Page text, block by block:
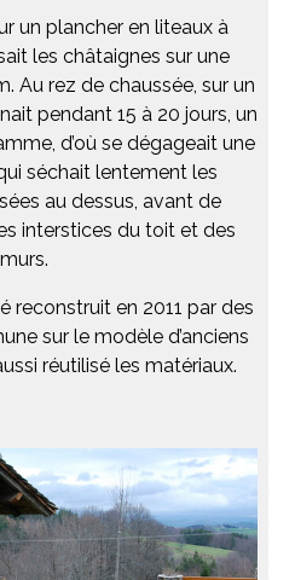
un plancher en liteaux à
les châtaignes sur une
Au rez de chaussée, sur un
pendant 15 à 20 jours, un
d’où se dégageait une
séchait lentement les
au dessus, avant de
interstices du toit et des
murs.
reconstruit en 2011 par des
sur le modèle d’anciens
réutilisé les matériaux.